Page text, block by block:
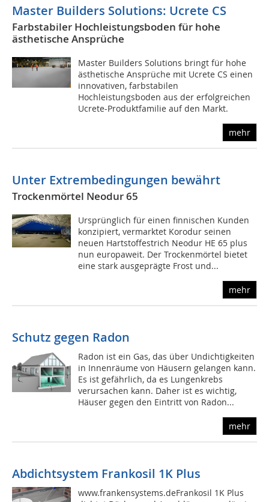
Master Builders Solutions: Ucrete CS
Farbstabiler Hochleistungsboden für hohe
ästhetische Ansprüche
Master Builders Solutions bringt für hohe
ästhetische Ansprüche mit Ucrete CS einen
innovativen, farbstabilen
Hochleistungsboden aus der erfolgreichen
Ucrete-Produktfamilie auf den Markt.
mehr
Unter Extrembedingungen bewährt
Trockenmörtel Neodur 65
Ursprünglich für einen finnischen Kunden
konzipiert, vermarktet Korodur seinen
neuen Hartstoffestrich Neodur HE 65 plus
nun europaweit. Der Trockenmörtel bietet
eine stark ausgeprägte Frost und...
mehr
Schutz gegen Radon
Radon ist ein Gas, das über Undichtigkeiten
in Innenräume von Häusern gelangen kann.
Es ist gefährlich, da es Lungenkrebs
verursachen kann. Daher ist es wichtig,
Häuser gegen den Eintritt von Radon...
mehr
Abdichtsystem Frankosil 1K Plus
www.frankensystems.deFrankosil 1K Plus